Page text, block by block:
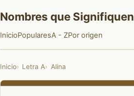
Nombres que Signifiquen
InicioPopularesA - ZPor origen
Inicio Letra A Alina